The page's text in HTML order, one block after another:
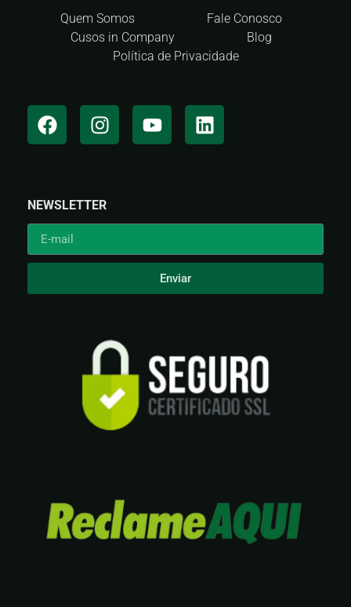
Quem Somos
Fale Conosco
Cusos in Company
Blog
Política de Privacidade
NEWSLETTER
Enviar